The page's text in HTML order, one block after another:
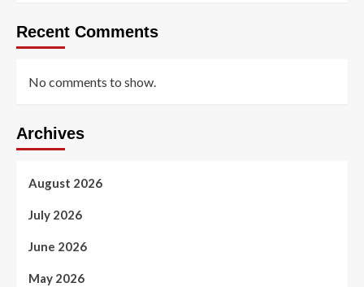
Recent Comments
No comments to show.
Archives
August 2026
July 2026
June 2026
May 2026